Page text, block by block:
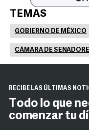
TEMAS
GOBIERNO DE MÉXICO
CÁMARA DE
RECIBE LAS ÚLTIMAS
Todo lo que
comenzar tu